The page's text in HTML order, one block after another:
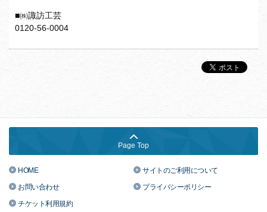
■㈱諏訪工芸
0120-56-0004
Page Top
HOME
サイトのご利用について
お問い合わせ
プライバシーポリシー
チケット利用規約